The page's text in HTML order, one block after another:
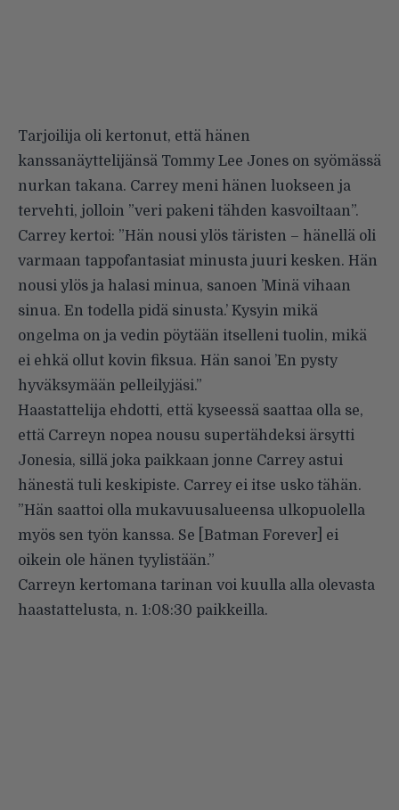
Tarjoilija oli kertonut, että hänen
kanssanäyttelijänsä Tommy Lee Jones on syömässä
nurkan takana. Carrey meni hänen luokseen ja
tervehti, jolloin ”veri pakeni tähden kasvoiltaan”.
Carrey kertoi: ”Hän nousi ylös täristen – hänellä oli
varmaan tappofantasiat minusta juuri kesken. Hän
nousi ylös ja halasi minua, sanoen ’Minä vihaan
sinua. En todella pidä sinusta.’ Kysyin mikä
ongelma on ja vedin pöytään itselleni tuolin, mikä
ei ehkä ollut kovin fiksua. Hän sanoi ’En pysty
hyväksymään pelleilyjäsi.”
Haastattelija ehdotti, että kyseessä saattaa olla se,
että Carreyn nopea nousu supertähdeksi ärsytti
Jonesia, sillä joka paikkaan jonne Carrey astui
hänestä tuli keskipiste. Carrey ei itse usko tähän.
”Hän saattoi olla mukavuusalueensa ulkopuolella
myös sen työn kanssa. Se [Batman Forever] ei
oikein ole hänen tyylistään.”
Carreyn kertomana tarinan voi kuulla alla olevasta
haastattelusta, n. 1:08:30 paikkeilla.